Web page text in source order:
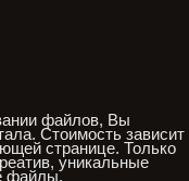
файлов, Вы
Стоимость зависит
странице. Только
уникальные
файлы.